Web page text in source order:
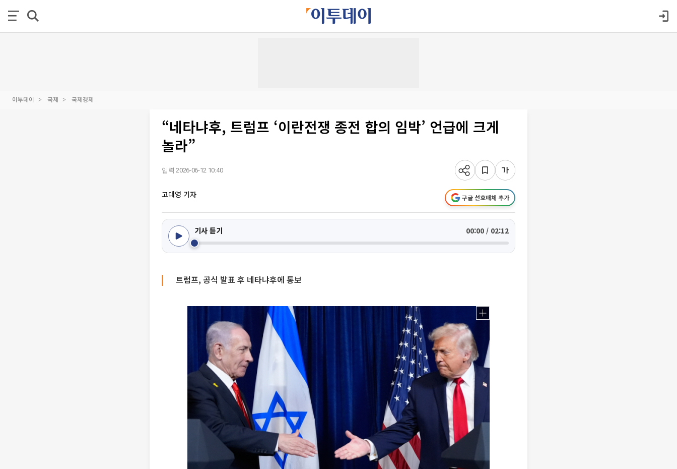
이투데이 국제 국제경제
“네타냐후, 트럼프 ‘이란전쟁 종전 합의 임박’ 언급에 크게
놀라”
입력 2026-06-12 10:40
고대영 기자 구글 선호매체 추가
기사 듣기 00:00 / 02:12
트럼프, 공식 발표 후 네타냐후에 통보